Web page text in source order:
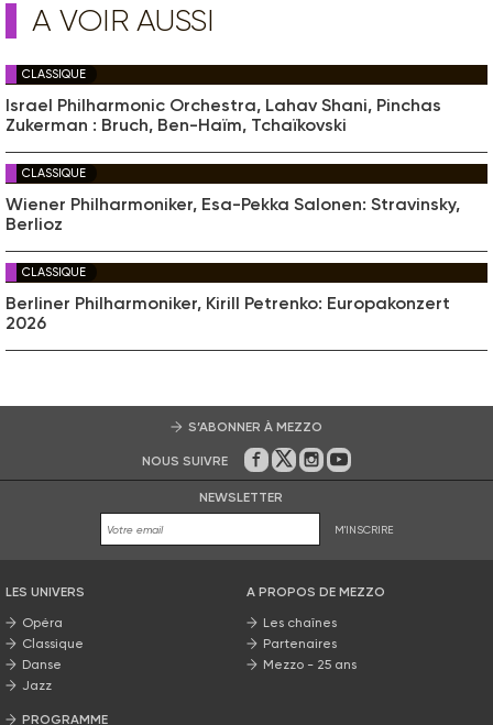
A VOIR AUSSI
CLASSIQUE
Israel Philharmonic Orchestra, Lahav Shani, Pinchas
Zukerman : Bruch, Ben-Haïm, Tchaïkovski
CLASSIQUE
Wiener Philharmoniker, Esa-Pekka Salonen: Stravinsky,
Berlioz
CLASSIQUE
Berliner Philharmoniker, Kirill Petrenko: Europakonzert
2026
S’ABONNER À MEZZO
NOUS SUIVRE Sur Facebook
Sur Twitter
Sur Instagram
Sur Youtube
NEWSLETTER
M'INSCRIRE
LES UNIVERS
Opéra
Classique
Danse
Jazz
PROGRAMME
A PROPOS DE MEZZO
Les chaînes
Partenaires
Mezzo - 25 ans